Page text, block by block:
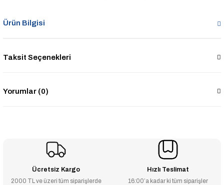
Ürün Bilgisi
Taksit Seçenekleri
Yorumlar (0)
Ücretsiz Kargo
2000 TL ve üzeri tüm siparişlerde
Hızlı Teslimat
16:00’a kadar ki tüm siparişler